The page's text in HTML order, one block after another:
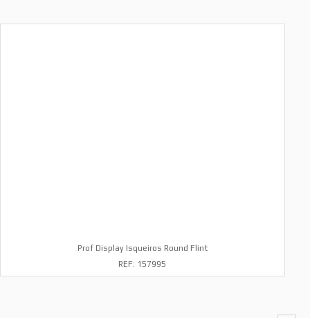
Prof Display Isqueiros Round Flint
REF: 157995